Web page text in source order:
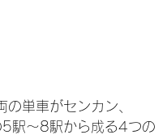
単車がセンカン、
5駅～8駅から成る4つの